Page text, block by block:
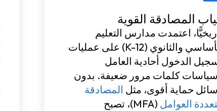
المصادقة القوية
اعتمدت مدارس التعليم
الأساسي والثانوي (K-12) على عمليات
الدخول أحادية العامل
كلمات مرور ضعيفة. بدون
حماية أقوى، مثل المصادقة
العوامل
(MFA)، تصبح